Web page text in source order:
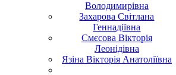
Володимирівна
Захарова Світлана
Геннадіївна
Смєсова Вікторія
Леонідівна
Язіна Вікторія Анатоліївна